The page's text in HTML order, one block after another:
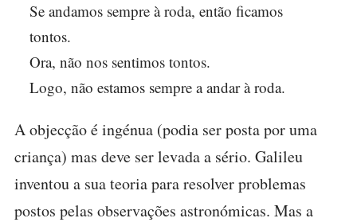
Se andamos sempre à roda, então ficamos
tontos.
Ora, não nos sentimos tontos.
Logo, não estamos sempre a andar à roda.
A objecção é ingénua (podia ser posta por uma
criança) mas deve ser levada a sério. Galileu
inventou a sua teoria para resolver problemas
postos pelas observações astronómicas. Mas a